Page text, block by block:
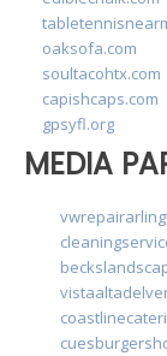
oaksofa.com
soultacohtx.com
capishcaps.com
gpsyfl.org
MEDIA